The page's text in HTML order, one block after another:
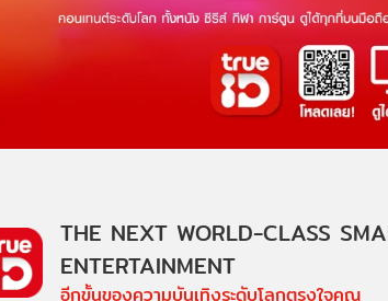
THE NEXT WORLD-CLASS
ENTERTAINMENT
อีกขั้นของความบันเทิงระดับโลกตรงใจคุณ